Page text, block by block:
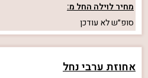
מחיר לוילה החל מ:
סופ״שלא עודכן
אחוזת ערבי נחל